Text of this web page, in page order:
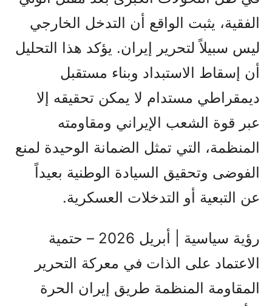
الفقیة، يثبت الواقع أن التدخل الخارجي
ليس سبيلاً لتحرير إيران. يؤكد هذا التحليل
أن إسقاط الاستبداد وبناء مستقبل
ديمقراطي مستدام لا يمكن تحقيقه إلا
عبر قوة الشعب الإيراني ومقاومته
المنظمة، التي تمثل الضمانة الوحيدة لمنع
الفوضى وتحقيق السيادة الوطنية بعيداً
عن التبعية أو التدخلات العسكرية.
رؤية سياسية | أبريل 2026 – حتمية
الاعتماد على الذات في معركة التحرير
المقاومة المنظمة طريق إيران الحرة